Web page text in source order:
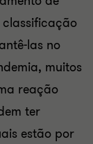
las no
muitos
reação
ter
estão por